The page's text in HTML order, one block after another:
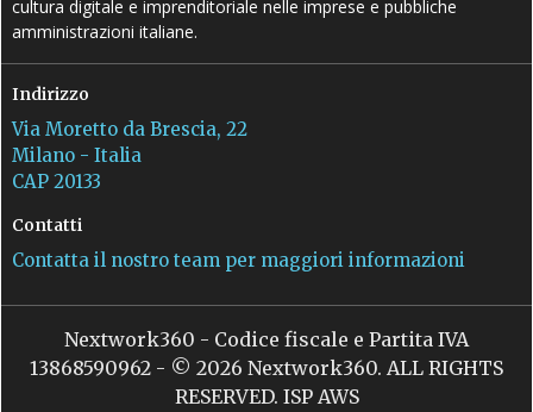
cultura digitale e imprenditoriale nelle imprese e pubbliche
amministrazioni italiane.
Indirizzo
Via Moretto da Brescia, 22
Milano - Italia
CAP 20133
Contatti
Contatta il nostro team per maggiori informazioni
Nextwork360 - Codice fiscale e Partita IVA
13868590962 - © 2026 Nextwork360. ALL RIGHTS
RESERVED. ISP AWS